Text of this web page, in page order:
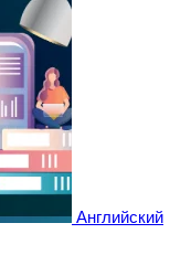
Английский